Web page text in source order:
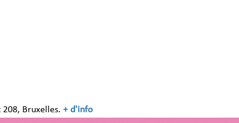
208, Bruxelles. + d'info